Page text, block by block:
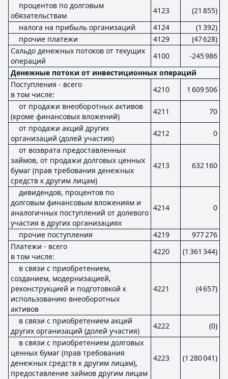
процентов по долговым
обязательствам
4123
(21 855)
налога на прибыль организаций
4124
(1 392)
прочие платежи
4129
(47 628)
Сальдо денежных потоков от текущих
операций
4100
-245 986
Денежные потоки от инвестиционных операций
Поступления - всего
в том числе:
4210
1 609 506
от продажи внеоборотных активов
(кроме финансовых вложений)
4211
70
от продажи акций других
организаций (долей участия)
4212
0
от возврата предоставленных
займов, от продажи долговых ценных
бумаг (прав требования денежных
средств к другим лицам)
4213 632 160
дивидендов, процентов по
долговым финансовым вложениям и
аналогичных поступлений от долевого
участия в других организациях
4214 0
прочие поступления 4219
977 276
Платежи - всего
в том числе:
4220
(1 361 344)
в связи с приобретением,
созданием, модернизацией,
реконструкцией и подготовкой к
использованию внеоборотных
активов
4221 (4 657)
в связи с приобретением акций
других организаций (долей участия)
4222
(0)
в связи с приобретением долговых
ценных бумаг (прав требования
денежных средств к другим лицам),
предоставление займов другим лицам
4223 (1 280 041)